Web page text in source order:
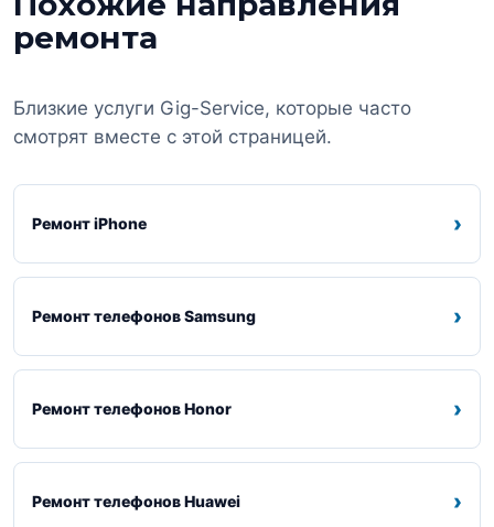
ремонта
Близкие услуги Gig-Service, которые часто
смотрят вместе с этой страницей.
Ремонт iPhone ›
Ремонт телефонов Samsung ›
Ремонт телефонов Honor ›
Ремонт телефонов Huawei ›